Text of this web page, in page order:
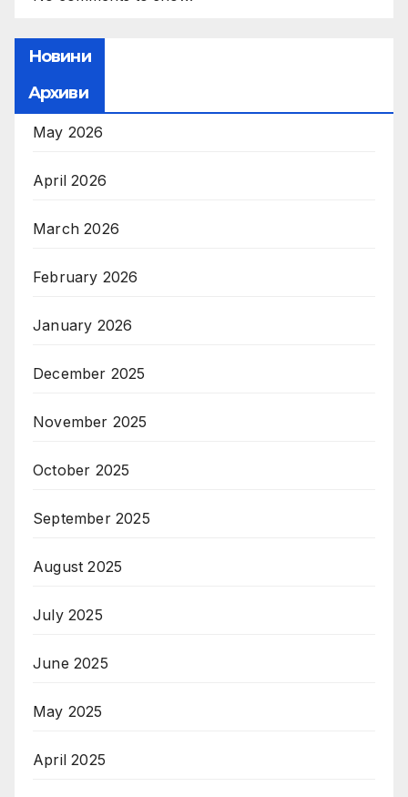
Новини
Архиви
May 2026
April 2026
March 2026
February 2026
January 2026
December 2025
November 2025
October 2025
September 2025
August 2025
July 2025
June 2025
May 2025
April 2025